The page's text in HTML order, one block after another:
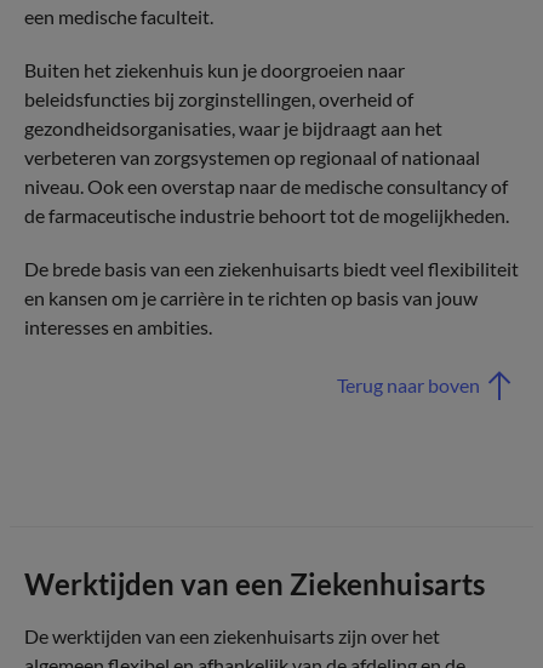
een medische faculteit.
Buiten het ziekenhuis kun je doorgroeien naar
beleidsfuncties bij zorginstellingen, overheid of
gezondheidsorganisaties, waar je bijdraagt aan het
verbeteren van zorgsystemen op regionaal of nationaal
niveau. Ook een overstap naar de medische consultancy of
de farmaceutische industrie behoort tot de mogelijkheden.
De brede basis van een ziekenhuisarts biedt veel flexibiliteit
en kansen om je carrière in te richten op basis van jouw
interesses en ambities.
Terug naar boven
Werktijden van een Ziekenhuisarts
De werktijden van een ziekenhuisarts zijn over het